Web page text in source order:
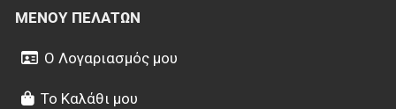
ΜΕΝΟΎ ΠΕΛΑΤΏΝ
Ο Λογαριασμός μου
Το Καλάθι μου